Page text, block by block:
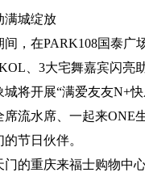
满城绽放
间，在PARK108国泰广
、3大宅舞嘉宾闪亮
城将开展“满爱友友N+
席流水席、一起来ONE
节日伙伴。
门的重庆来福士购物中